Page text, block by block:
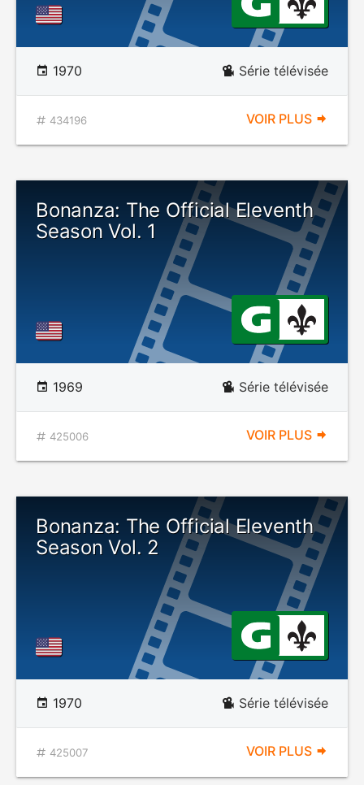
1970 Série télévisée
434196 VOIR PLUS
Bonanza: The Official Eleventh
Season Vol. 1
1969 Série télévisée
425006 VOIR PLUS
Bonanza: The Official Eleventh
Season Vol. 2
1970 Série télévisée
425007 VOIR PLUS